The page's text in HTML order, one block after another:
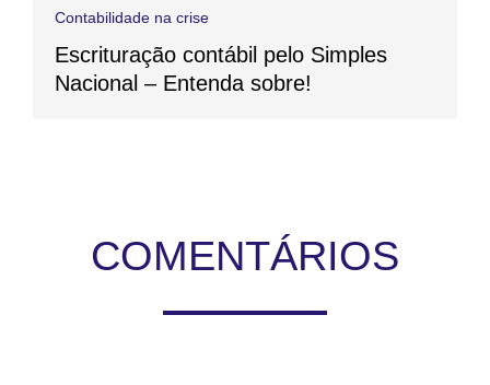
Contabilidade na crise
Escrituração contábil pelo Simples
Nacional – Entenda sobre!
COMENTÁRIOS